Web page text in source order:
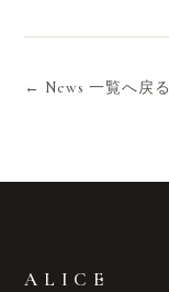
← News 一覧へ戻る
ALICE